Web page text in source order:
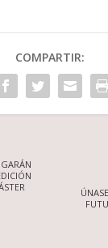
COMPARTIR: